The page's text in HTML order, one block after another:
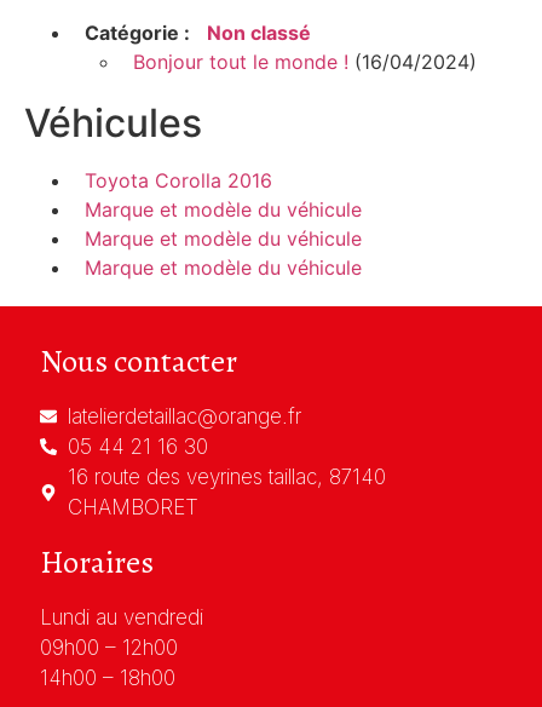
Catégorie :
Non classé
Bonjour tout le monde ! (16/04/2024)
Véhicules
Toyota Corolla 2016
Marque et modèle du véhicule
Marque et modèle du véhicule
Marque et modèle du véhicule
Nous contacter
latelierdetaillac@orange.fr
05 44 21 16 30
16 route des veyrines taillac, 87140
CHAMBORET
Horaires
Lundi au vendredi
09h00 – 12h00
14h00 – 18h00